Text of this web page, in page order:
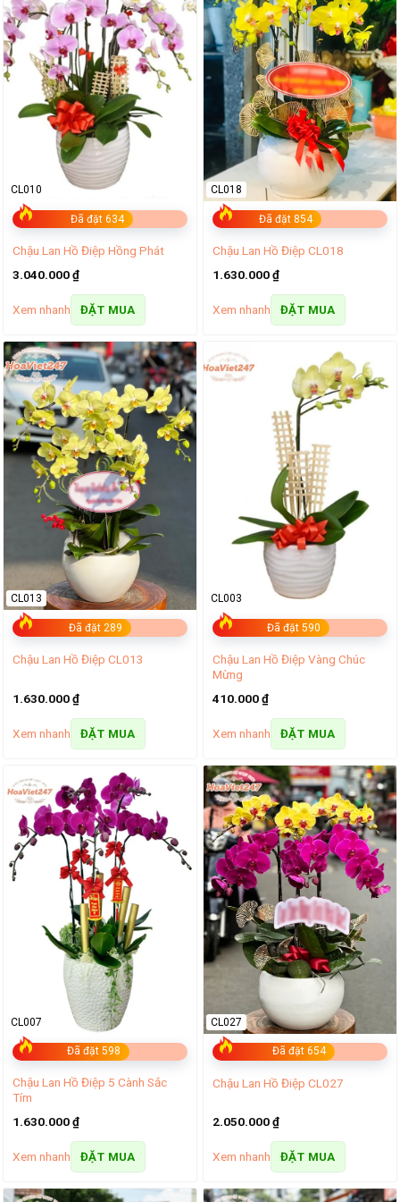
Đã đặt 634
CL010
Chậu Lan Hồ Điệp Hồng Phát
3.040.000₫
Xem nhanh ĐẶT MUA
Đã đặt 854
CL018
Chậu Lan Hồ Điệp CL018
1.630.000₫
Xem nhanh ĐẶT MUA
Đã đặt 289
CL013
Chậu Lan Hồ Điệp CL013
1.630.000₫
Xem nhanh ĐẶT MUA
Đã đặt 590
CL003
Chậu Lan Hồ Điệp Vàng Chúc
Mừng
410.000₫
Xem nhanh ĐẶT MUA
Đã đặt 598
CL007
Chậu Lan Hồ Điệp 5 Cành Sắc
Tím
1.630.000₫
Xem nhanh ĐẶT MUA
Đã đặt 654
CL027
Chậu Lan Hồ Điệp CL027
2.050.000₫
Xem nhanh ĐẶT MUA